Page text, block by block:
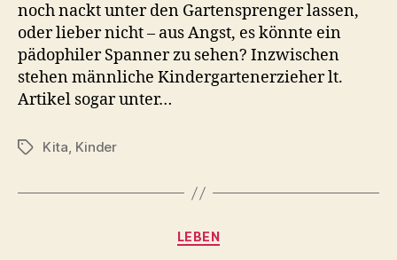
noch nackt unter den Gartensprenger lassen,
oder lieber nicht – aus Angst, es könnte ein
pädophiler Spanner zu sehen? Inzwischen
stehen männliche Kindergartenerzieher lt.
Artikel sogar unter…
Schlagwörter
Kita, Kinder
Kategorien
LEBEN